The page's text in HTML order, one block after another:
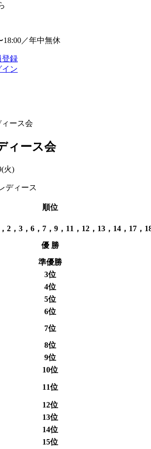
18:00／年中無休
登録
イン
ース会
ィース会
火)
ディース
順位
，3，6，7，9，11，12，13，14，17，
優 勝
準優勝
3位
4位
5位
6位
7位
8位
9位
10位
11位
12位
13位
14位
15位